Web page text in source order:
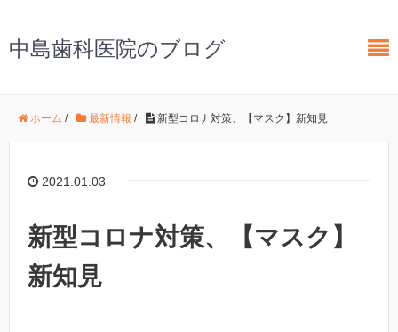
中島歯科医院のブログ
ホーム / 最新情報 / 新型コロナ対策、【マスク】新知見
2021.01.03
新型コロナ対策、【マスク】
新知見